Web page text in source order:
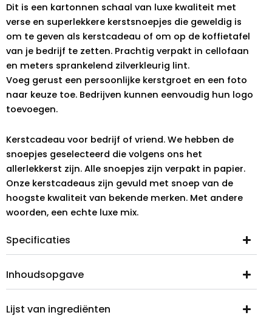
Dit is een kartonnen schaal van luxe kwaliteit met
verse en superlekkere kerstsnoepjes die geweldig is
om te geven als kerstcadeau of om op de koffietafel
van je bedrijf te zetten. Prachtig verpakt in cellofaan
en meters sprankelend zilverkleurig lint.
Voeg gerust een persoonlijke kerstgroet en een foto
naar keuze toe. Bedrijven kunnen eenvoudig hun logo
toevoegen.
Kerstcadeau voor bedrijf of vriend. We hebben de
snoepjes geselecteerd die volgens ons het
allerlekkerst zijn. Alle snoepjes zijn verpakt in papier.
Onze kerstcadeaus zijn gevuld met snoep van de
hoogste kwaliteit van bekende merken. Met andere
woorden, een echte luxe mix.
Specificaties
Inhoudsopgave
Lijst van ingrediënten